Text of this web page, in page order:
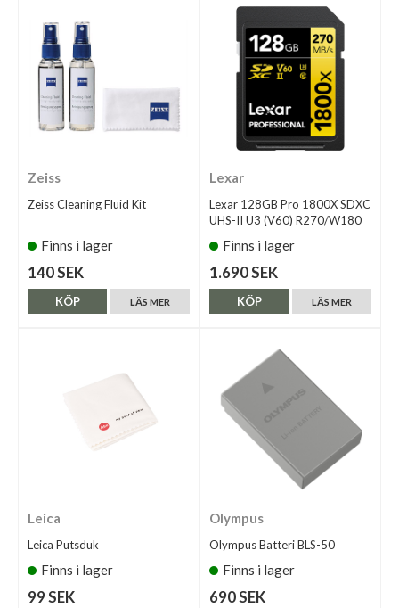
Zeiss
Zeiss Cleaning Fluid Kit
Finns i lager
140 SEK
LÄS MER
KÖP
Lexar
Lexar 128GB Pro 1800X SDXC
UHS-II U3 (V60) R270/W180
Finns i lager
1.690 SEK
LÄS MER
KÖP
Leica
Leica Putsduk
Finns i lager
99 SEK
Olympus
Olympus Batteri BLS-50
Finns i lager
690 SEK